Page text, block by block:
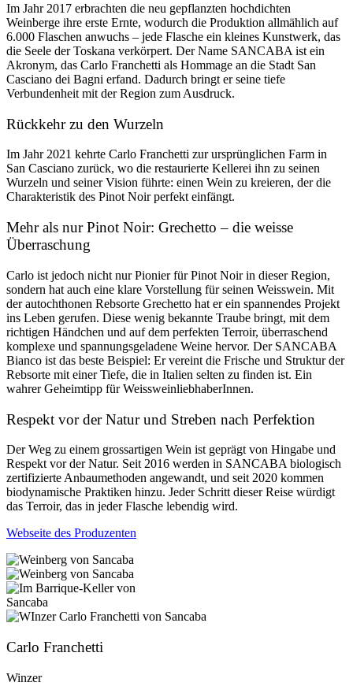
Im Jahr 2017 erbrachten die neu gepflanzten hochdichten
Weinberge ihre erste Ernte, wodurch die Produktion allmählich auf
6.000 Flaschen anwuchs – jede Flasche ein kleines Kunstwerk, das
die Seele der Toskana verkörpert. Der Name SANCABA ist ein
Akronym, das Carlo Franchetti als Hommage an die Stadt San
Casciano dei Bagni erfand. Dadurch bringt er seine tiefe
Verbundenheit mit der Region zum Ausdruck.
Rückkehr zu den Wurzeln
Im Jahr 2021 kehrte Carlo Franchetti zur ursprünglichen Farm in
San Casciano zurück, wo die restaurierte Kellerei ihn zu seinen
Wurzeln und seiner Vision führte: einen Wein zu kreieren, der die
Charakteristik des Pinot Noir perfekt einfängt.
Mehr als nur Pinot Noir: Grechetto – die weisse
Überraschung
Carlo ist jedoch nicht nur Pionier für Pinot Noir in dieser Region,
sondern hat auch eine klare Vorstellung für seinen Weisswein. Mit
der autochthonen Rebsorte Grechetto hat er ein spannendes Projekt
ins Leben gerufen. Diese wenig bekannte Traube bringt, mit dem
richtigen Händchen und auf dem perfekten Terroir, überraschend
komplexe und spannungsgeladene Weine hervor. Der SANCABA
Bianco ist das beste Beispiel: Er vereint die Frische und Struktur der
Rebsorte mit einer Tiefe, die in Italien selten zu finden ist. Ein
wahrer Geheimtipp für WeissweinliebhaberInnen.
Respekt vor der Natur und Streben nach Perfektion
Der Weg zu einem grossartigen Wein ist geprägt von Hingabe und
Respekt vor der Natur. Seit 2016 werden in SANCABA biologisch
zertifizierte Anbaumethoden angewandt, und seit 2020 kommen
biodynamische Praktiken hinzu. Jeder Schritt dieser Reise würdigt
das Terroir, das in jeder Flasche lebendig wird.
Webseite des Produzenten
Carlo Franchetti
Winzer